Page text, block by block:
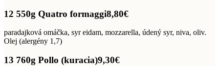
12 550g Quatro formaggi8,80€
paradajková omáčka, syr eidam, mozzarella, údený syr, niva, oliv.
Olej (alergény 1,7)
13 760g Pollo (kuracia)9,30€